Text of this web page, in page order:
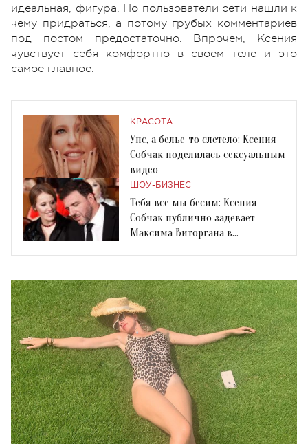
идеальная, фигура. Но пользователи сети нашли к
чему придраться, а потому грубых комментариев
под постом предостаточно. Впрочем, Ксения
чувствует себя комфортно в своем теле и это
самое главное.
КРАСОТА
Упс, а белье-то слетело: Ксения
Собчак поделилась сексуальным
видео
ШОУ-БИЗНЕС
Тебя все мы бесим: Ксения
Собчак публично задевает
Максима Виторгана в